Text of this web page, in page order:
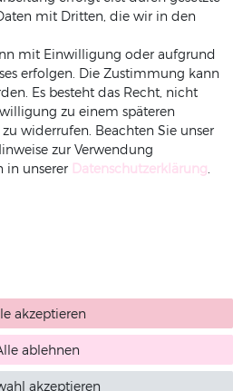
Impressum
Widerrufsrecht
Widerruf-senden
mit Dritten, die wir in den
mit Einwilligung oder aufgrund
erfolgen. Die Zustimmung kann
Es besteht das Recht, nicht
zu einem späteren
widerrufen. Beachten Sie unser
zur Verwendung
in unserer Daten­schutz­erklärung
akzeptieren
ablehnen
akzeptieren